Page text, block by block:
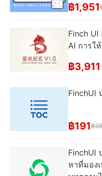
฿1,951
Finch UI
AI การใ
฿3,911
FinchUI
฿191฿
FinchUI
หาที่มอง